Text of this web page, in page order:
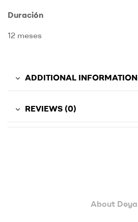
Duración
12 meses
ADDITIONAL INFORMATION
REVIEWS (0)
About Deya